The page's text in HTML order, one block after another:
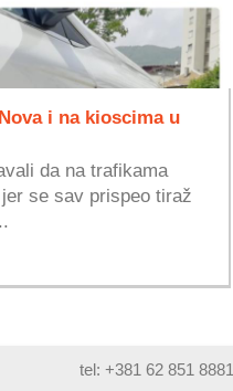
i na kioscima u
da na trafikama
se sav prispeo tiraž
tel: +381 62 851 8881